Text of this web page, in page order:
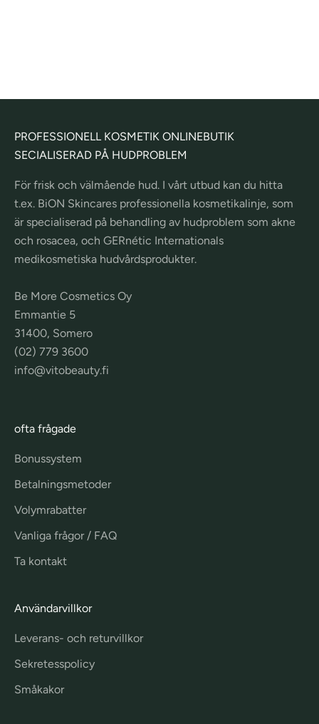
PROFESSIONELL KOSMETIK ONLINEBUTIK
SECIALISERAD PÅ HUDPROBLEM
För frisk och välmående hud. I vårt utbud kan du hitta
t.ex. BiON Skincares professionella kosmetikalinje, som
är specialiserad på behandling av hudproblem som akne
och rosacea, och GERnétic Internationals
medikosmetiska hudvårdsprodukter.
Be More Cosmetics Oy
Emmantie 5
31400, Somero
(02) 779 3600
info@vitobeauty.fi
ofta frågade
Bonussystem
Betalningsmetoder
Volymrabatter
Vanliga frågor / FAQ
Ta kontakt
Användarvillkor
Leverans- och returvillkor
Sekretesspolicy
Småkakor